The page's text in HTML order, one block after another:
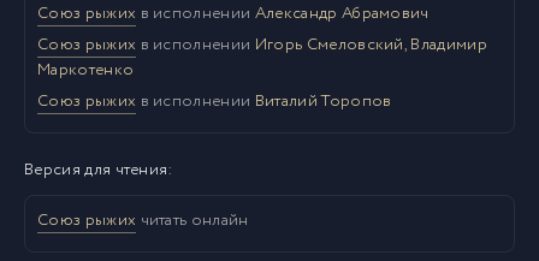
Союз рыжих в исполнении Александр Абрамович
Союз рыжих в исполнении Игорь Смеловский, Владимир
Маркотенко
Союз рыжих в исполнении Виталий Торопов
Версия для чтения:
Союз рыжих читать онлайн